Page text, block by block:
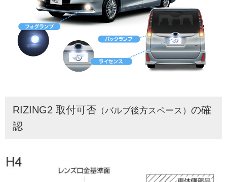
RIZING2 取付可否 （バルブ後方スペース） の確
認